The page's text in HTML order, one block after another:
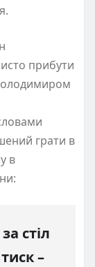
прибути
грати в
в
стіл
–